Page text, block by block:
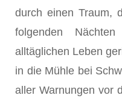
durch einen Traum,
folgenden
alltäglichen Leben
in die Mühle bei
aller Warnungen vor